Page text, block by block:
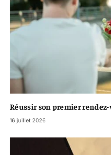
Réussir son premier
16 juillet 2026